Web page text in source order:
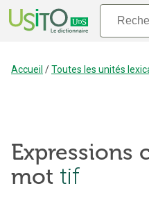
Accueil /Toutes les unités
Expressions
mot tif